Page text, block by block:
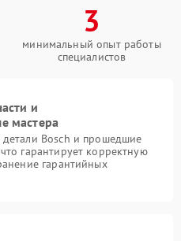
3
минимальный опыт работы
специалистов
и
мастера
детали Bosch и прошедшие
гарантирует корректную
гарантийных